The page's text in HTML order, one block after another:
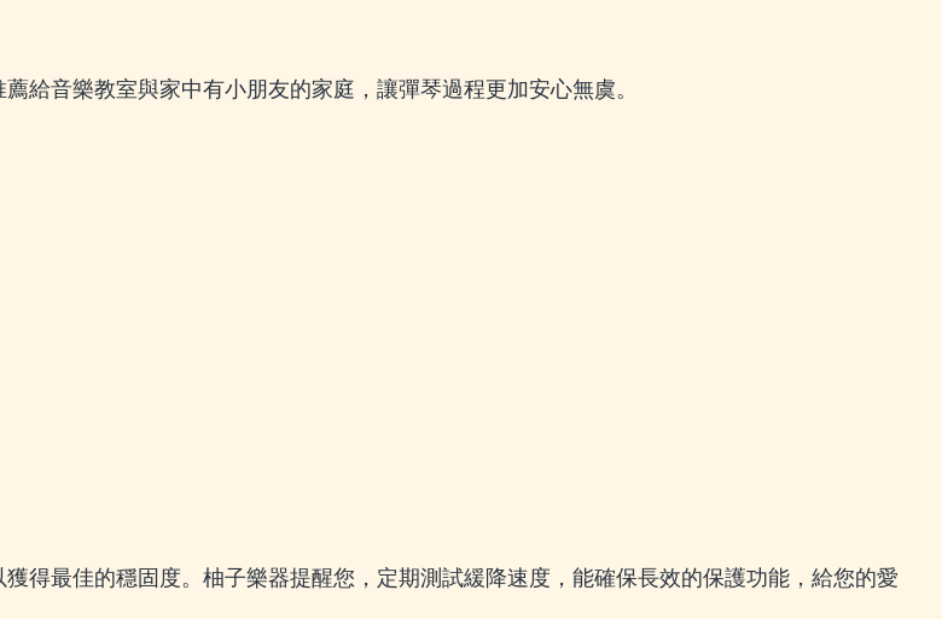
給音樂教室與家中有小朋友的家庭，讓彈琴過程更加安心無虞。
得最佳的穩固度。柚子樂器提醒您，定期測試緩降速度，能確保長效的保護功能，給您的愛